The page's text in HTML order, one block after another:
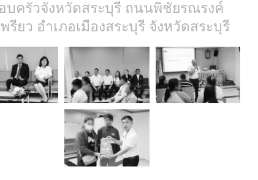
บครัวจังหวัดสระบุรี ถนนพิชัยรณรงค์
รียว อำเภอเมืองสระบุรี จังหวัดสระบุรี